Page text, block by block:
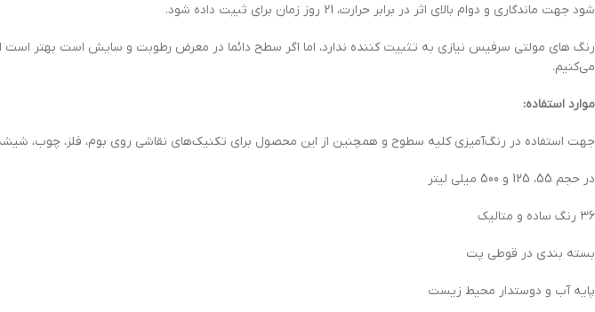
شود جهت ماندگاری و دوام بالای اثر در برابر حرارت، 21 روز زمان برای ثبیت داده شود.
رنگ های مولتی سرفیس نیازی به تثبیت کننده ندارد، اما اگر سطح دائما در معرض رطوبت و سایش است بهتر است
می‌کنیم.
موارد استفاده:
جهت استفاده در رنگ‌آمیزی کلیه سطوح و همچنین از این محصول برای تکنیک‌های نقاشی روی بوم، فلز، چوب،
در حجم 55، 125 و 500 میلی لیتر
36 رنگ ساده و متالیک
بسته بندی در قوطی پت
پایه آب و دوستدار محیط زیست